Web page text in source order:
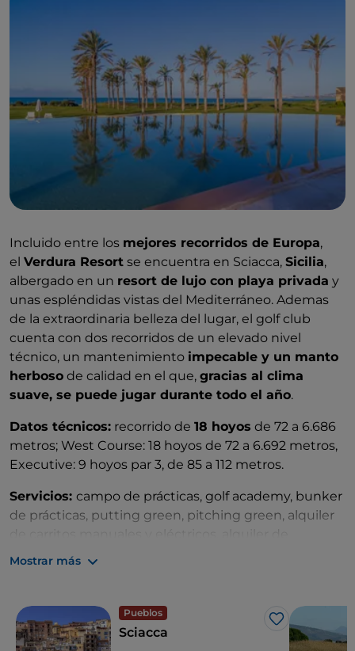
Incluido entre los mejores recorridos de Europa,
el Verdura Resort se encuentra en Sciacca, Sicilia,
albergado en un resort de lujo con playa privada y
unas espléndidas vistas del Mediterráneo. Ademas
de la extraordinaria belleza del lugar, el golf club
cuenta con dos recorridos de un elevado nivel
técnico, un mantenimiento impecable y un manto
herboso de calidad en el que, gracias al clima
suave, se puede jugar durante todo el año.
Datos técnicos: recorrido de 18 hoyos de 72 a 6.686
metros; West Course: 18 hoyos de 72 a 6.692 metros,
Executive: 9 hoyos par 3, de 85 a 112 metros.
Servicios: campo de prácticas, golf academy, bunker
de prácticas, putting green, pitching green, alquiler
maderas, golf cart, piscina, swing studio, pro-shop,
Qué hacer y ver en la zona:
a menos de 15 km se
encuentraSciacca, famosa por las termas romanas y
la cerámica tradicional, llena de iglesias, actividades
Mostrar más
Pueblos
Me gusta
Sciacca